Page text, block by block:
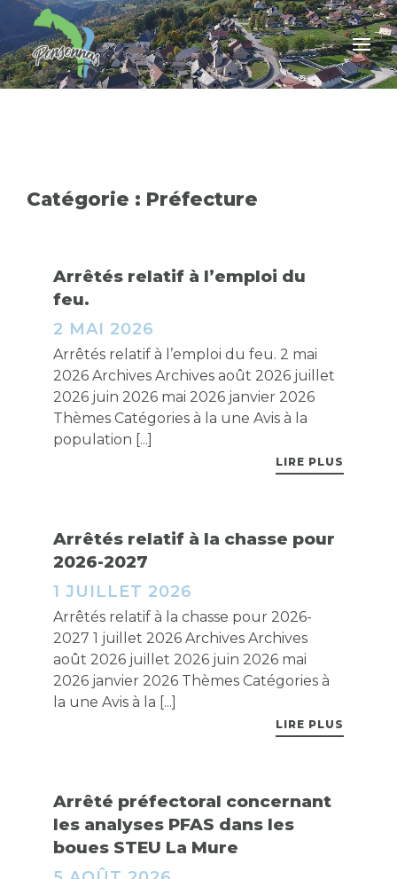
Catégorie : Préfecture
Arrêtés relatif à l’emploi du
feu.
2 MAI 2026
Arrêtés relatif à l’emploi du feu. 2 mai
2026 Archives Archives août 2026 juillet
2026 juin 2026 mai 2026 janvier 2026
Thèmes Catégories à la une Avis à la
population [...]
LIRE PLUS
Arrêtés relatif à la chasse pour
2026-2027
1 JUILLET 2026
Arrêtés relatif à la chasse pour 2026-
2027 1 juillet 2026 Archives Archives
août 2026 juillet 2026 juin 2026 mai
2026 janvier 2026 Thèmes Catégories à
la une Avis à la [...]
LIRE PLUS
Arrêté préfectoral concernant
les analyses PFAS dans les
boues STEU La Mure